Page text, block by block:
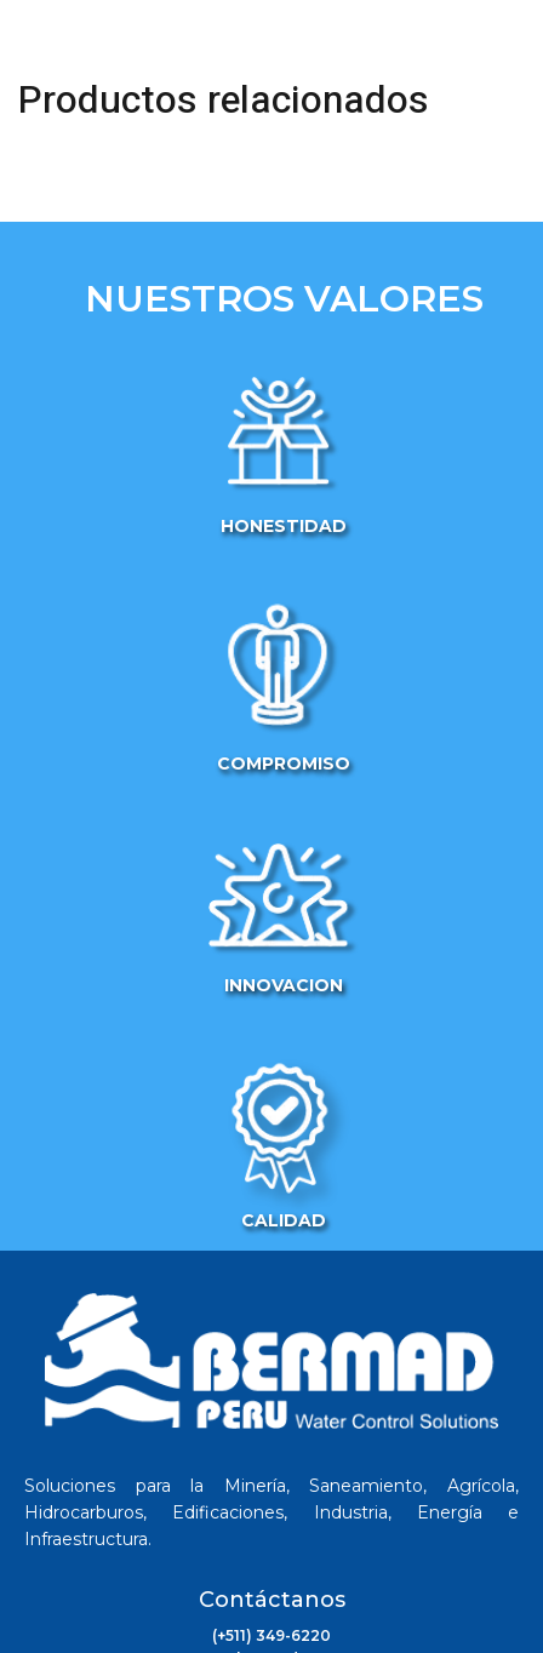
Productos relacionados
NUESTROS VALORES
HONESTIDAD
COMPROMISO
INNOVACION
CALIDAD
Soluciones para la Minería, Saneamiento, Agrícola,
Hidrocarburos, Edificaciones, Industria, Energía e
Infraestructura.
Contáctanos
(+511) 349-6220